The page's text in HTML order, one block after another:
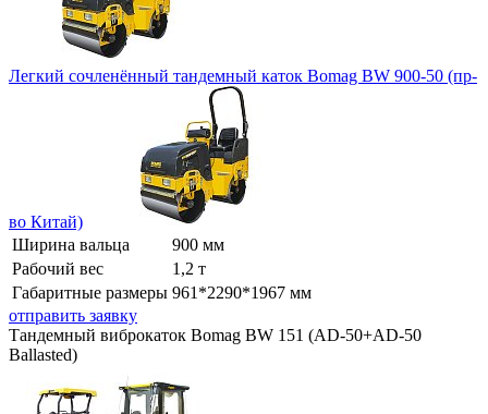
Легкий сочленённый тандемный каток Bomag BW 900-50 (пр-
во Китай)
Ширина вальца
900 мм
Рабочий вес
1,2 т
Габаритные размеры 961*2290*1967 мм
отправить заявку
Тандемный виброкаток Bomag BW 151 (AD-50+AD-50
Ballasted)